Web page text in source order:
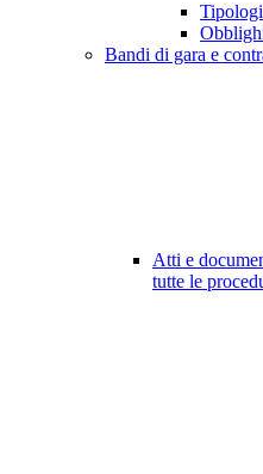
Bandi di gara e
Atti e
tutte le